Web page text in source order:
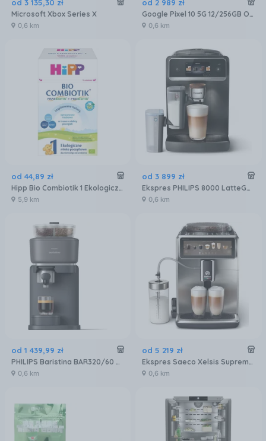
od 3 135,30 zł
Microsoft Xbox Series X
0,6 km
od 2 989 zł
Google Pixel 10 5G 12/256GB Obsydian
0,6 km
od 44,89 zł
Hipp Bio Combiotik 1 Ekologiczne mleko początkowe 550g
5,9 km
od 3 899 zł
Ekspres PHILIPS 8000 LatteGo Pro EP8757/12
0,6 km
od 1 439,99 zł
PHILIPS Baristina BAR320/60 Podwójny pojemnik na ziarna czarny
0,6 km
od 5 219 zł
Ekspres Saeco Xelsis Suprema SM8885/00 Metalowy
0,6 km